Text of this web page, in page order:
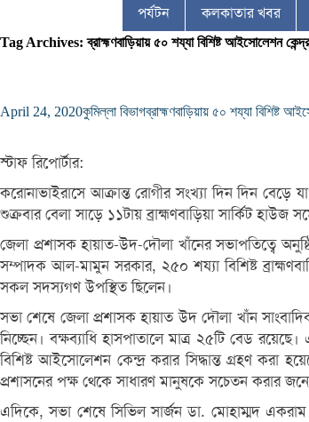
পর্যটন কলকাতার খবর
Tag Archives: ব্রাহ্মণবাড়িয়ায় ৫০ শয্যা বিশিষ্ট আইসোলেশন কেন্দ্র
April 24, 2020কুমিল্লা বিভাগব্রাহ্মণবাড়িয়ায় ৫০ শয্যা বিশিষ্ট
স্টাফ রিপোর্টার:
করোনাভাইরাসে আক্রান্ত রোগীর সংখ্যা দিন দিন বেড়ে
শুক্রবার বেলা সাড়ে ১১টায় ব্রাহ্মণবাড়িয়া সার্কিট
জেলা প্রশাসক হায়াত-উদ-দৌলা খাঁনের সভাপতিত্বে
সম্পাদক আল-মামুন সরকার, ২৫০ শয্যা বিশিষ্ট
সকল সদস্যগণ উপস্থিত ছিলেন।
সভা শেষে জেলা প্রশাসক হায়াত উদ দৌলা খাঁন
নিচ্ছেন। বক্ষব্যাধি হাসপাতালে মাত্র ২৫টি বেড
বিশিষ্ট আইসোলেশন কেন্দ্র করার সিদ্ধান্ত গ্রহণ করা
প্রশাসনের পক্ষ থেকে সাধারণ মানুষকে সচেতন করার
এদিকে, সভা শেষে সিভিল সার্জন ডা. মোহাম্মদ একরাম